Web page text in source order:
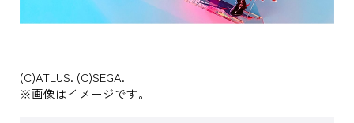
(C)ATLUS. (C)SEGA.
※画像はイメージです。